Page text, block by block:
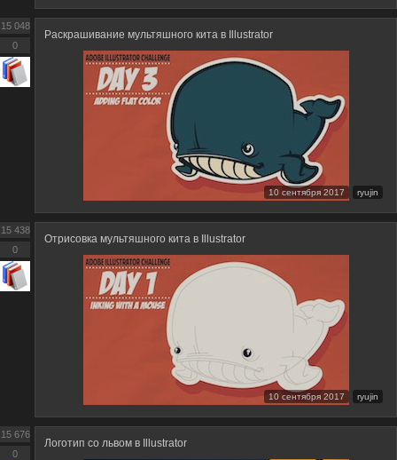
Раскрашивание мультяшного кита в Illustrator
10 сентября 2017 ryujin
15 048
0
Отрисовка мультяшного кита в Illustrator
10 сентября 2017 ryujin
15 438
0
Логотип со львом в Illustrator
15 676
0